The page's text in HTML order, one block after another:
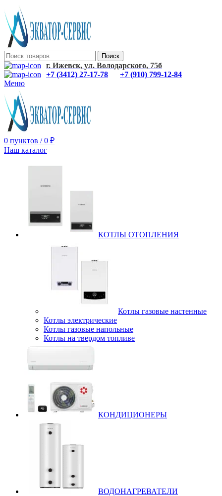
Поиск
г. Ижевск, ул. Володарского, 75б
+7 (3412) 27-17-78
+7 (910) 799-12-84
Меню
0 пунктов / 0 ₽
Наш каталог
КОТЛЫ ОТОПЛЕНИЯ
Котлы газовые настенные
Котлы электрические
Котлы газовые напольные
Котлы на твердом топливе
КОНДИЦИОНЕРЫ
ВОДОНАГРЕВАТЕЛИ